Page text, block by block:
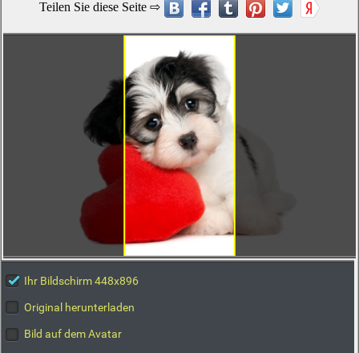
Ihr Bildschirm 448x896
Original herunterladen
Bild auf dem Avatar